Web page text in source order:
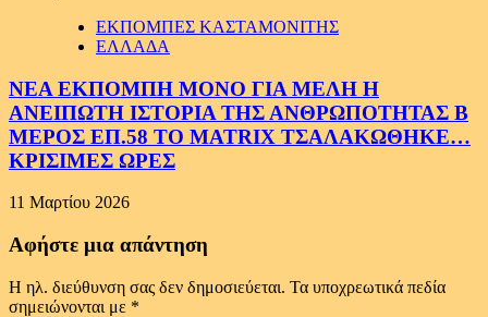
ΕΚΠΟΜΠΕΣ ΚΑΣΤΑΜΟΝΙΤΗΣ
ΕΛΛΑΔΑ
ΝΕΑ ΕΚΠΟΜΠΗ ΜΟΝΟ ΓΙΑ ΜΕΛΗ Η
ΑΝΕΙΠΩΤΗ ΙΣΤΟΡΙΑ ΤΗΣ ΑΝΘΡΩΠΟΤΗΤΑΣ Β
ΜΕΡΟΣ ΕΠ.58 ΤΟ MATRIX ΤΣΑΛΑΚΩΘΗΚΕ…
ΚΡΙΣΙΜΕΣ ΩΡΕΣ
11 Μαρτίου 2026
Αφήστε μια απάντηση
Η ηλ. διεύθυνση σας δεν δημοσιεύεται. Τα υποχρεωτικά πεδία
σημειώνονται με *